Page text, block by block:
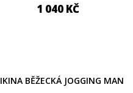
1 040 KČ
BĚŽECKÁ JOGGING MAN